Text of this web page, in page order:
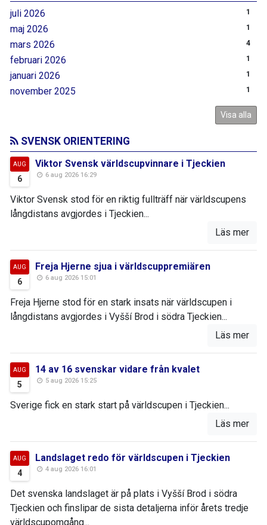
juli 2026 1
maj 2026 1
mars 2026 4
februari 2026 1
januari 2026 1
november 2025 1
Visa alla
SVENSK ORIENTERING
AUG
6
Viktor Svensk världscupvinnare i Tjeckien
6 aug 2026 16:29
Viktor Svensk stod för en riktig fullträff när världscupens
långdistans avgjordes i Tjeckien...
Läs mer
AUG
6
Freja Hjerne sjua i världscuppremiären
6 aug 2026 15:01
Freja Hjerne stod för en stark insats när världscupen i
långdistans avgjordes i Vyšší Brod i södra Tjeckien...
Läs mer
AUG
5
14 av 16 svenskar vidare från kvalet
5 aug 2026 15:25
Sverige fick en stark start på världscupen i Tjeckien...
Läs mer
AUG
4
Landslaget redo för världscupen i Tjeckien
4 aug 2026 16:01
Det svenska landslaget är på plats i Vyšší Brod i södra
Tjeckien och finslipar de sista detaljerna inför årets tredje
världscupomgång...